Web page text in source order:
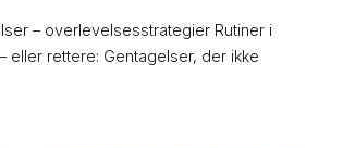
– overlevelsesstrategier Rutiner i
eller rettere: Gentagelser, der ikke